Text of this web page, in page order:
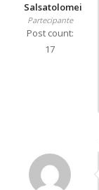
Salsatolomei
Partecipante
Post count:
17